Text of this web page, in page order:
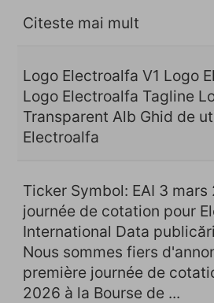
Citeste mai mult
Logo Electroalfa V1 Logo
Logo Electroalfa Tagline
Transparent Alb Ghid de
Electroalfa
Ticker Symbol: EAI 3
journée de cotation pour
International Data
Nous sommes fiers
première journée de
2026 à la Bourse de ...